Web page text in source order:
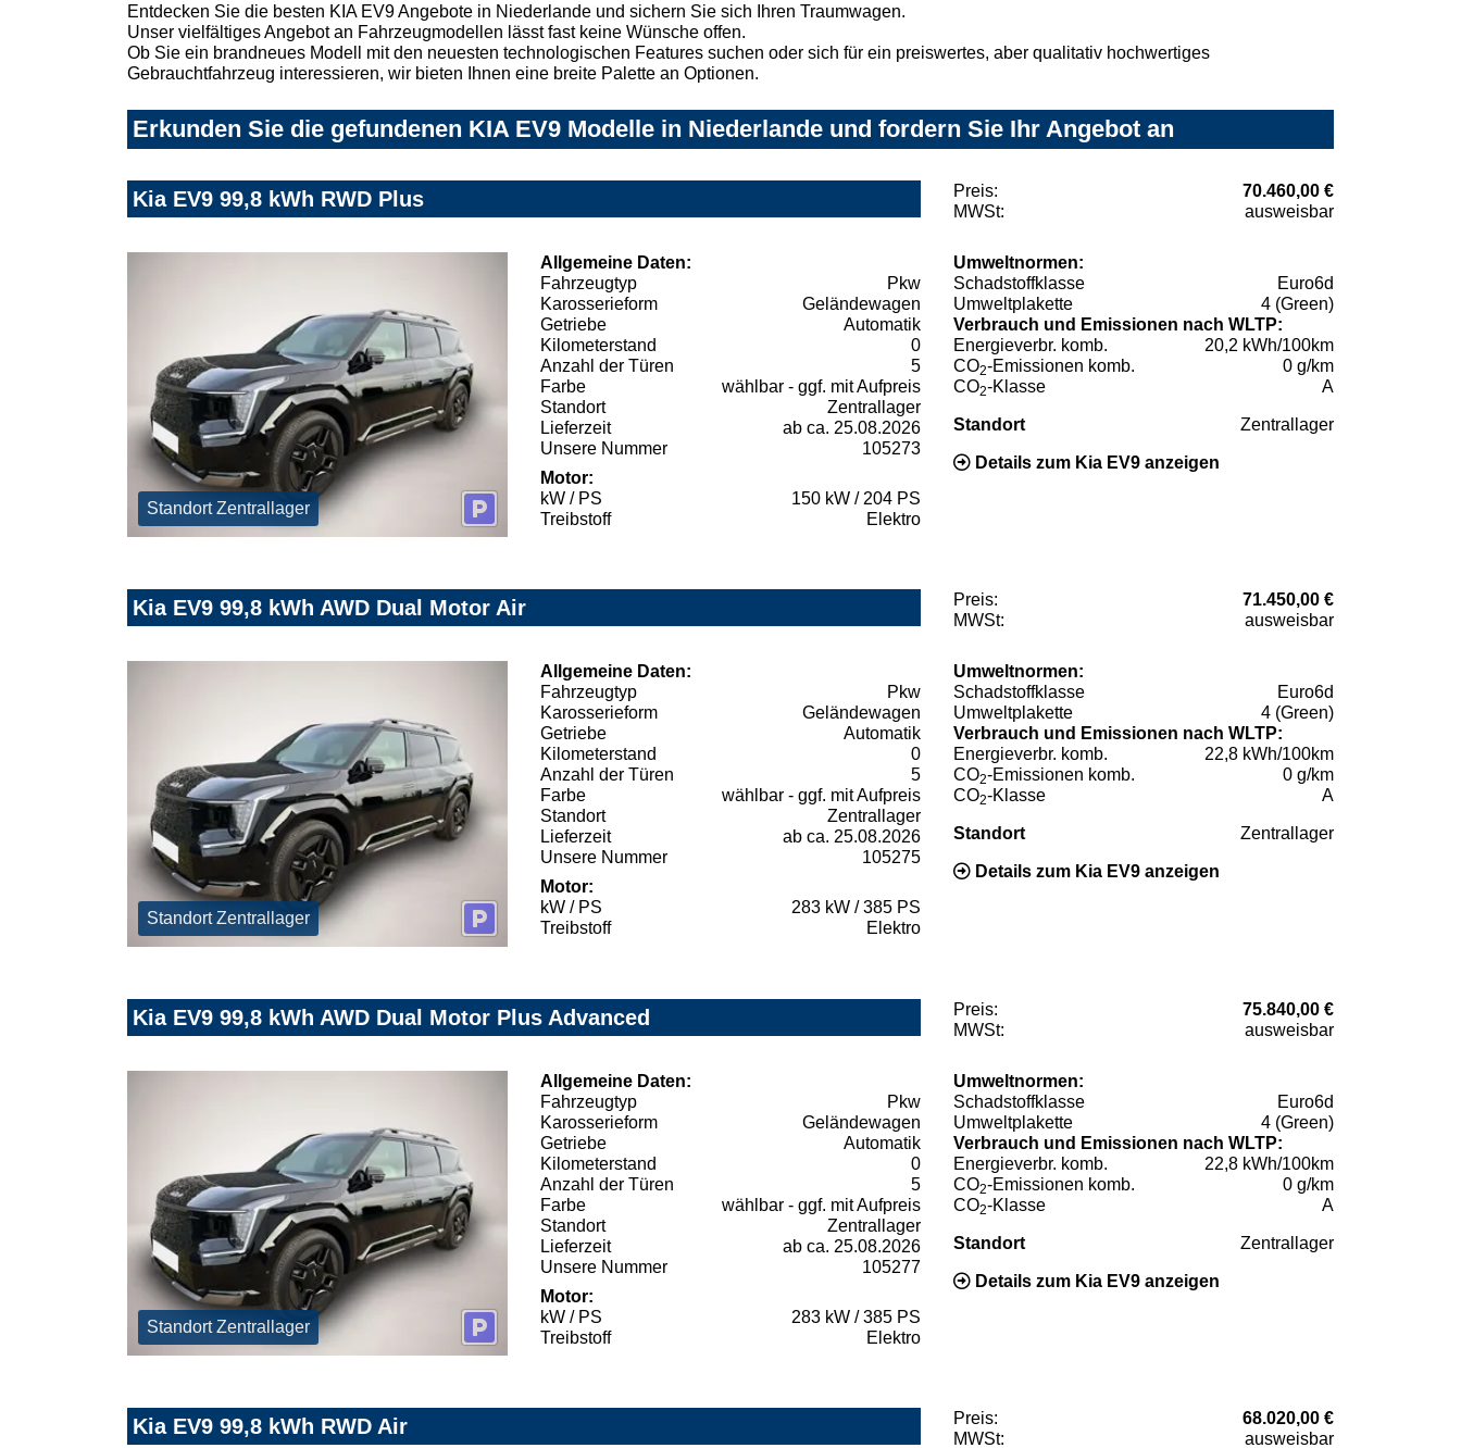
Entdecken Sie die besten KIA EV9 Angebote in Niederlande und sichern Sie sich Ihren Traumwagen.
Unser vielfältiges Angebot an Fahrzeugmodellen lässt fast keine Wünsche offen.
Ob Sie ein brandneues Modell mit den neuesten technologischen Features suchen oder sich für ein preiswertes, aber qualitativ hochwertiges
Gebrauchtfahrzeug interessieren, wir bieten Ihnen eine breite Palette an Optionen.
Erkunden Sie die gefundenen KIA EV9 Modelle in Niederlande und fordern Sie Ihr Angebot an
Kia EV9 99,8 kWh RWD Plus Preis:
70.460,00 €
MWSt:
ausweisbar
Standort Zentrallager
Allgemeine Daten:
Fahrzeugtyp
Pkw
Karosserieform
Geländewagen
Getriebe
Automatik
Kilometerstand
0
Anzahl der Türen
5
Farbe
wählbar - ggf. mit Aufpreis
Standort
Zentrallager
Lieferzeit
ab ca. 25.08.2026
Unsere Nummer
105273
Motor:
kW / PS
150 kW / 204 PS
Treibstoff
Elektro
Umweltnormen:
Schadstoffklasse
Euro6d
Umweltplakette
4 (Green)
Verbrauch und Emissionen nach WLTP:
Energieverbr. komb.
20,2 kWh/100km
CO2-Emissionen komb.
0 g/km
CO2-Klasse A
Standort Zentrallager
Details zum Kia EV9 anzeigen
Kia EV9 99,8 kWh AWD Dual Motor Air Preis:
71.450,00 €
MWSt:
ausweisbar
Standort Zentrallager
Allgemeine Daten:
Fahrzeugtyp
Pkw
Karosserieform
Geländewagen
Getriebe
Automatik
Kilometerstand
0
Anzahl der Türen
5
Farbe
wählbar - ggf. mit Aufpreis
Standort
Zentrallager
Lieferzeit
ab ca. 25.08.2026
Unsere Nummer
105275
Motor:
kW / PS
283 kW / 385 PS
Treibstoff
Elektro
Umweltnormen:
Schadstoffklasse
Euro6d
Umweltplakette
4 (Green)
Verbrauch und Emissionen nach WLTP:
Energieverbr. komb.
22,8 kWh/100km
CO2-Emissionen komb.
0 g/km
CO2-Klasse A
Standort Zentrallager
Details zum Kia EV9 anzeigen
Kia EV9 99,8 kWh AWD Dual Motor Plus Advanced Preis:
75.840,00 €
MWSt:
ausweisbar
Standort Zentrallager
Allgemeine Daten:
Fahrzeugtyp
Pkw
Karosserieform
Geländewagen
Getriebe
Automatik
Kilometerstand
0
Anzahl der Türen
5
Farbe
wählbar - ggf. mit Aufpreis
Standort
Zentrallager
Lieferzeit
ab ca. 25.08.2026
Unsere Nummer
105277
Motor:
kW / PS
283 kW / 385 PS
Treibstoff
Elektro
Umweltnormen:
Schadstoffklasse
Euro6d
Umweltplakette
4 (Green)
Verbrauch und Emissionen nach WLTP:
Energieverbr. komb.
22,8 kWh/100km
CO2-Emissionen komb.
0 g/km
CO2-Klasse A
Standort Zentrallager
Details zum Kia EV9 anzeigen
Kia EV9 99,8 kWh RWD Air Preis:
68.020,00 €
MWSt:
ausweisbar